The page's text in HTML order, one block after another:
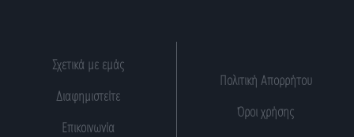
Σχετικά με εμάς
Διαφημιστείτε
Επικοινωνία
Πολιτική Απορρήτου
Όροι χρήσης